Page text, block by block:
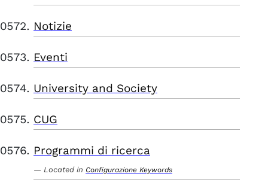
Notizie
Eventi
University and Society
CUG
Programmi di ricerca
Located in Configurazione Keywords